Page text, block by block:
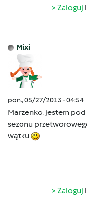
Zaloguj
Mixi
pon., 05/27/2013 - 04:54
Marzenko, jestem
sezonu
wątku
Zaloguj